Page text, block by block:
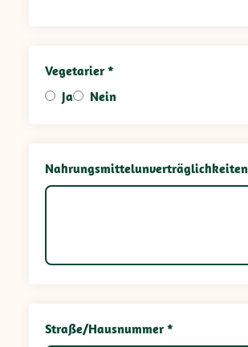
Vegetarier *
Ja
Nein
Nahrungsmittelunverträglichkeiten
Straße/Hausnummer *